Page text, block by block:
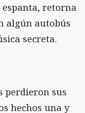
espanta, retorna
algún autobús
secreta.
perdieron sus
hechos una y